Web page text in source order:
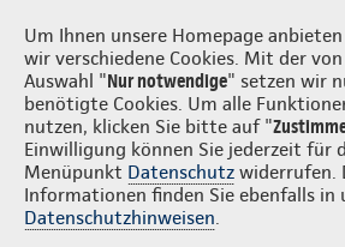
Um Ihnen unsere Homepage
wir verschiedene Cookies. Mit der
Auswahl "Nur notwendige" setzen wir
benötigte Cookies. Um alle
nutzen, klicken Sie bitte auf "
Einwilligung können Sie jederzeit für
Menüpunkt Datenschutz widerrufen.
Informationen finden Sie ebenfalls in
Datenschutzhinweisen.
Albers & Martens GmbH & Co. KG
Gute Gründe Tarife & Leistungen